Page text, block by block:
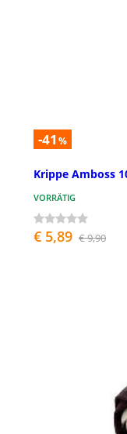
-41 %
Krippe Amboss
VORRÄTIG
€ 5,89 € 9,90